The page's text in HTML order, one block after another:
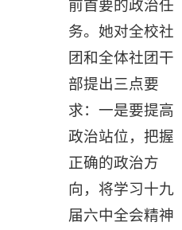
前首要的政治任
务。她对全校社
团和全体社团干
部提出三点要
求：一是要提高
政治站位，把握
正确的政治方
向，将学习十九
届六中全会精神